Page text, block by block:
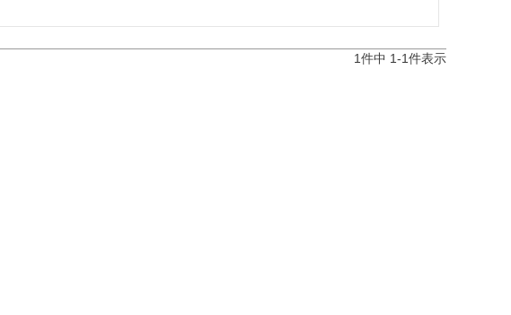
1件中 1-1件表示